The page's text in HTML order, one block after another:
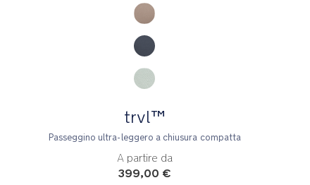
trvl™
Passeggino ultra-leggero a chiusura compatta
A partire da
399,00 €